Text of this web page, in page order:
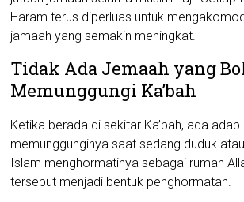
Haram terus diperluas untuk
jamaah yang semakin meningkat.
Tidak Ada Jemaah yang
Memunggungi Ka’bah
Ketika berada di sekitar Ka’bah, ada
memunggunginya saat sedang duduk
Islam menghormatinya sebagai rumah
tersebut menjadi bentuk penghormatan.